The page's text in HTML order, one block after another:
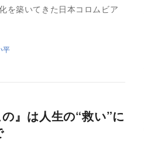
を築いてきた日本コロムビア
平
』は人生の“救い”に